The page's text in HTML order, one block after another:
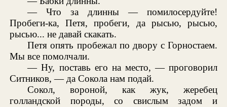
— Что за длинны — помилосердуйте!
Пробеги-ка, Петя, пробеги, да рысью, рысью,
рысью... не давай скакать.
Петя опять пробежал по двору с Горностаем.
Мы все помолчали.
— Ну, поставь его на место, — проговорил
Ситников, — да Сокола нам подай.
Сокол, вороной, как жук, жеребец
голландской породы, со свислым задом и